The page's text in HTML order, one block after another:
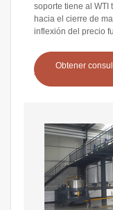
soporte tiene al WTI
hacia el cierre de
inflexión del precio
Obtener